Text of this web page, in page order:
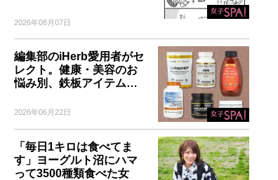
2026年08月07日
編集部のiHerb愛用者がセ
レクト。健康・美容のお
悩み別、鉄板アイテム…
2026年06月22日
「毎日1キロは食べてま
す」ヨーグルト沼にハマ
って3500種類食べた女